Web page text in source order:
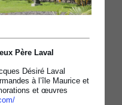
Père Laval
Désiré Laval
à l’île Maurice et
et œuvres